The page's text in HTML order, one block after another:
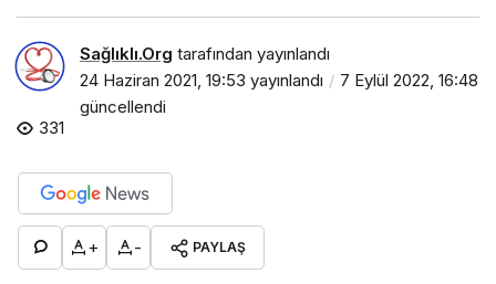
Sağlıklı.Org tarafından yayınlandı
24 Haziran 2021, 19:53 yayınlandı
7 Eylül 2022, 16:48
güncellendi
331
+ - PAYLAŞ